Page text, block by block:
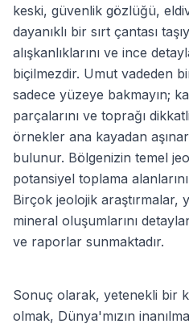
keski, güvenlik gözlüğü,
dayanıklı bir sırt çantası
alışkanlıklarını ve ince
biçilmezdir. Umut vadeden
sadece yüzeye bakmayın;
parçalarını ve toprağı
örnekler ana kayadan
bulunur. Bölgenizin temel
potansiyel toplama
Birçok jeolojik araştırmalar,
mineral oluşumlarını
ve raporlar sunmaktadır.
Sonuç olarak, yetenekli bir
olmak, Dünya'mızın